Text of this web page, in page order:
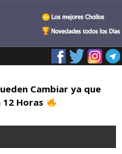
Cambiar ya que
12 Horas